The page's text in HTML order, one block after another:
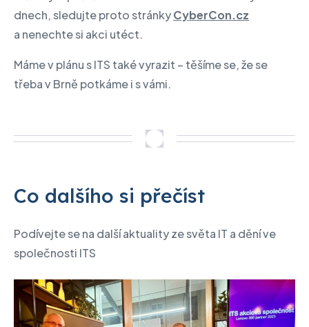
dnech, sledujte proto stránkyCyberCon.cz
a nenechte si akci utéct.
Máme v plánu s ITS také vyrazit – těšíme se, že se
třeba v Brně potkáme i s vámi.
Co dalšího si přečíst
Podívejte se na další aktuality ze světa IT a dění ve
společnosti ITS